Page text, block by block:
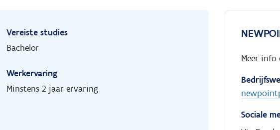
Vereiste studies
Bachelor
Werkervaring
Minstens 2 jaar ervaring
Meer
Sociale